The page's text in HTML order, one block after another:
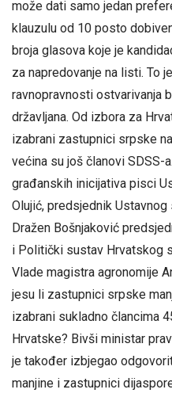
može dati samo jedan
klauzulu od 10 posto
broja glasova koje je
za napredovanje na listi. To
ravnopravnosti ostvarivanja
državljana. Od izbora za
izabrani zastupnici srpske
većina su još članovi SDSS-
građanskih inicijativa pisci
Olujić, predsjednik
Dražen Bošnjaković
i Politički sustav Hrvatskog
Vlade magistra agronomije
jesu li zastupnici srpske
izabrani sukladno člancima
Hrvatske? Bivši ministar
je također izbjegao
manjine i zastupnici